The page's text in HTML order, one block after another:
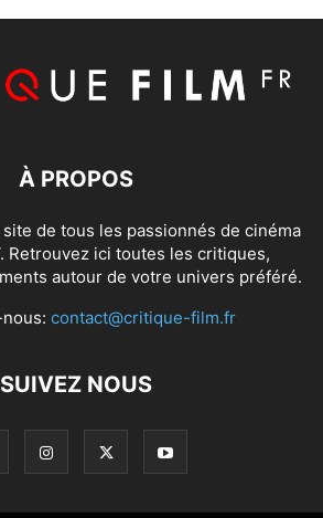
À PROPOS
de tous les passionnés de cinéma
Retrouvez ici toutes les critiques,
autour de votre univers préféré.
contact@critique-film.fr
SUIVEZ NOUS